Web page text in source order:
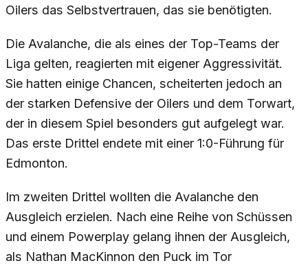
Oilers das Selbstvertrauen, das sie benötigten.
Die Avalanche, die als eines der Top-Teams der
Liga gelten, reagierten mit eigener Aggressivität.
Sie hatten einige Chancen, scheiterten jedoch an
der starken Defensive der Oilers und dem Torwart,
der in diesem Spiel besonders gut aufgelegt war.
Das erste Drittel endete mit einer 1:0-Führung für
Edmonton.
Im zweiten Drittel wollten die Avalanche den
Ausgleich erzielen. Nach eine Reihe von Schüssen
und einem Powerplay gelang ihnen der Ausgleich,
als Nathan MacKinnon den Puck im Tor